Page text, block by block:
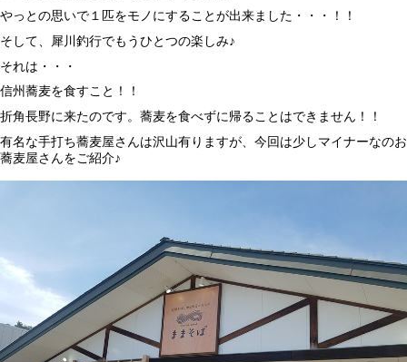
やっとの思いで１匹をモノにすることが出来ました・・・！！
そして、犀川釣行でもうひとつの楽しみ♪
それは・・・
信州蕎麦を食すこと！！
折角長野に来たのです。蕎麦を食べずに帰ることはできません！！
有名な手打ち蕎麦屋さんは沢山有りますが、今回は少しマイナーなのお
蕎麦屋さんをご紹介♪